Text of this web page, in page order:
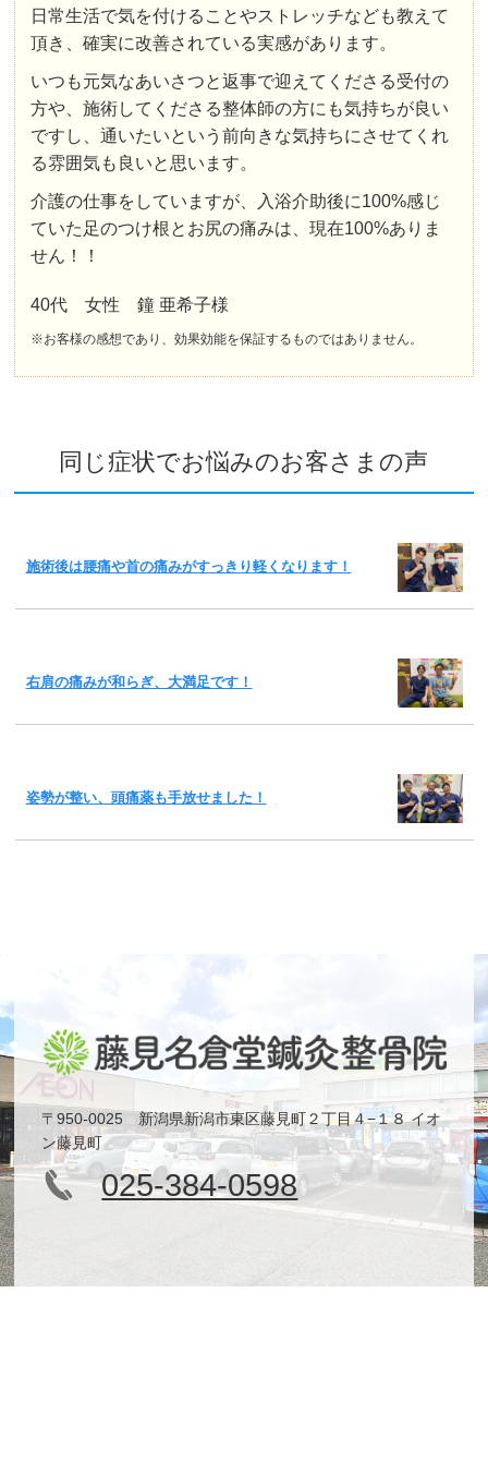
日常生活で気を付けることやストレッチなども教えて
頂き、確実に改善されている実感があります。
いつも元気なあいさつと返事で迎えてくださる受付の
方や、施術してくださる整体師の方にも気持ちが良い
ですし、通いたいという前向きな気持ちにさせてくれ
る雰囲気も良いと思います。
介護の仕事をしていますが、入浴介助後に100%感じ
ていた足のつけ根とお尻の痛みは、現在100%ありま
せん！！
40代 女性 鐘 亜希子様
※お客様の感想であり、効果効能を保証するものではありません。
同じ症状でお悩みのお客さまの声
施術後は腰痛や首の痛みがすっきり軽くなります！
右肩の痛みが和らぎ、大満足です！
姿勢が整い、頭痛薬も手放せました！
〒950-0025 新潟県新潟市東区藤見町２丁目４−１８ イオ
ン藤見町
025-384-0598